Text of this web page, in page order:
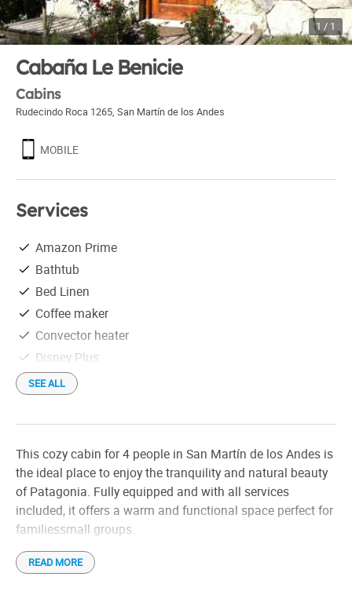
1 / 1
Cabaña Le Benicie
Cabins
Rudecindo Roca 1265, San Martín de los Andes
MOBILE
Services
Amazon Prime
Bathtub
Bed Linen
Coffee maker
Convector heater
Disney Plus
Downtown
Fan
Free parking
Free Wi-Fi
Hair drier
Linen
Microwave
Netflix
Refrigerator
Rent per week
SEE ALL
This cozy cabin for 4 people in San Martín de los Andes is
the ideal place to enjoy the tranquility and natural beauty
of Patagonia. Fully equipped and with all services
included, it offers a warm and functional space perfect for
familiessmall groups.
It has a full kitchen, heating, WiFi, TV, bedding and
READ MORE